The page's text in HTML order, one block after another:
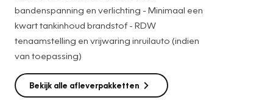
van toepassing) vrijwaring van uw inruilauto. Kijk voor ons
optionele afleverpakket naar de betreffende foto in de
fotogalerij.
Waarom kiezen voor deze kwaliteitsoccasion:
- Het betreft een Marge voertuig.
bandenspanning en verlichting - Minimaal een
kwart tankinhoud brandstof - RDW
tenaamstelling en vrijwaring inruilauto (indien
van toepassing)
Bekijk alle afleverpakketten